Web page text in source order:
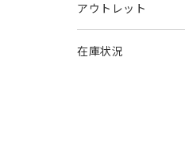
アウトレット
在庫状況